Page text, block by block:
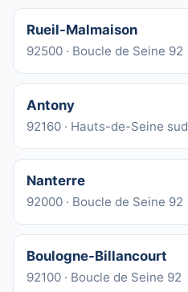
Rueil-Malmaison
92500 · Boucle de Seine 92
Antony
92160 · Hauts-de-Seine sud
Nanterre
92000 · Boucle de Seine 92
Boulogne-Billancourt
92100 · Boucle de Seine 92